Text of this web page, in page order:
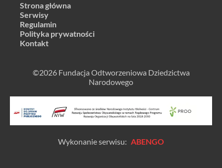
Strona główna
Serwisy
Regulamin
Polityka prywatności
Kontakt
©2026 Fundacja Odtworzeniowa Dziedzictwa
Narodowego
Wykonanie serwisu: ABENGO